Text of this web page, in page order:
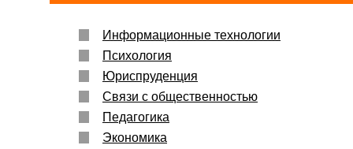
Информационные технологии
Психология
Юриспруденция
Связи с общественностью
Педагогика
Экономика